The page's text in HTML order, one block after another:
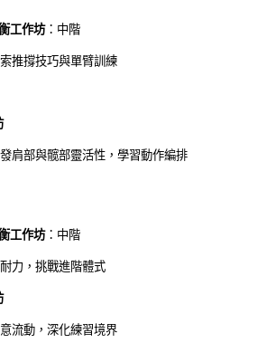
工作坊：中階
推撐技巧與單臂訓練
肩部與髋部靈活性，學習動作編排
工作坊：中階
力，挑戰進階體式
流動，深化練習境界